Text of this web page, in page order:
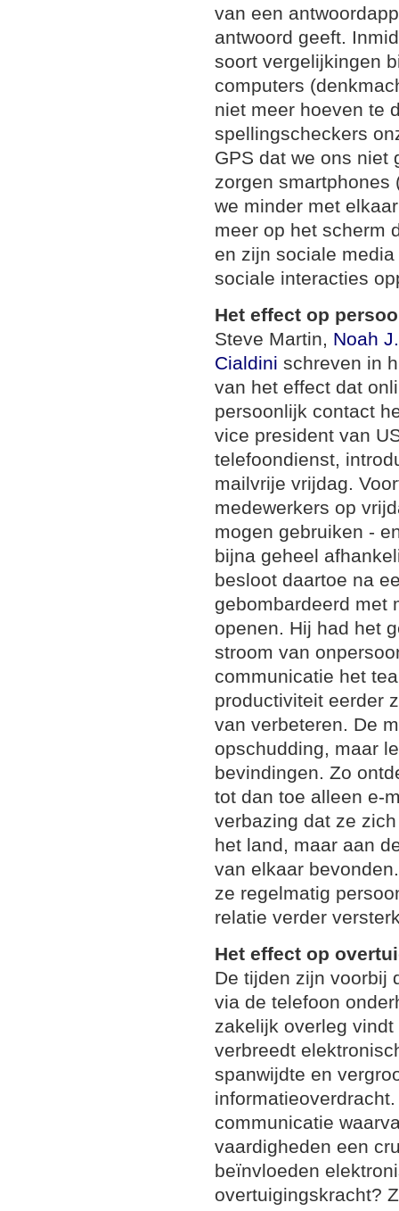
van een
antwoord geeft.
soort vergelijkingen
computers
niet meer hoeven te
spellingscheckers
GPS dat we ons niet
zorgen smartphones
we minder met
meer op het scherm
en zijn sociale
sociale interacties
Het effect op
Steve Martin, Noah
Cialdini schreven in
van het effect dat
persoonlijk contact
vice president van
telefoondienst,
mailvrije vrijdag.
medewerkers op
mogen gebruiken -
bijna geheel
besloot daartoe na
gebombardeerd met
openen. Hij had het
stroom van
communicatie het
productiviteit eerder
van verbeteren. De
opschudding, maar
bevindingen. Zo
tot dan toe alleen e-
verbazing dat ze
het land, maar aan
van elkaar
ze regelmatig
relatie verder
Het effect op
De tijden zijn voorbij
via de telefoon
zakelijk overleg
verbreedt
spanwijdte en
communicatie
vaardigheden een
beïnvloeden
overtuigingskracht?